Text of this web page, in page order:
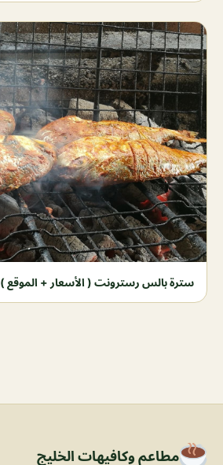
سترة بالس رسترونت ( الأسعار + الموقع )
مطاعم وكافيهات الخليج